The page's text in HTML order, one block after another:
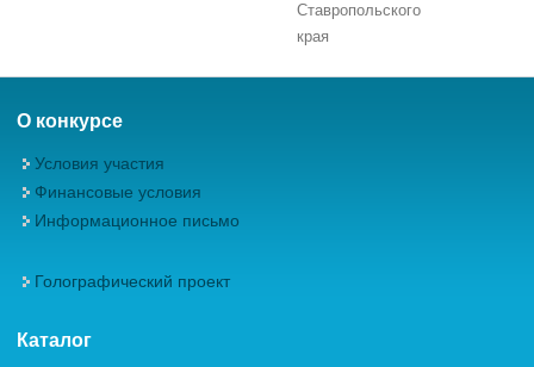
Ставропольского
края
О конкурсе
Условия участия
Финансовые условия
Информационное письмо
Голографический проект
Каталог